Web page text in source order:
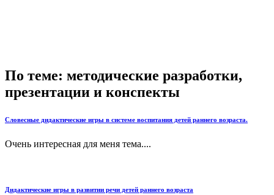
По теме: методические разработки,
презентации и конспекты
Словесные дидактические игры в системе воспитания детей раннего возраста.
Очень интересная для меня тема....
Дидактические игры в развитии речи детей раннего возраста